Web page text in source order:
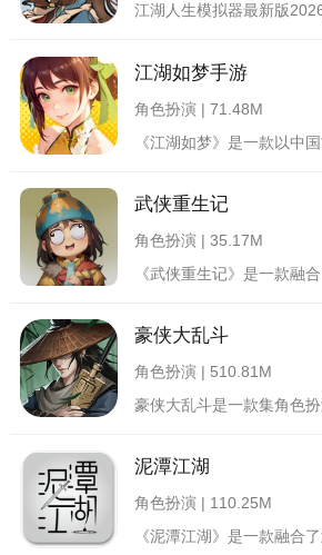
江湖如梦手游
角色扮演 | 71.48M
武侠重生记
角色扮演 | 35.17M
豪侠大乱斗
角色扮演 | 510.81M
泥潭江湖
角色扮演 | 110.25M